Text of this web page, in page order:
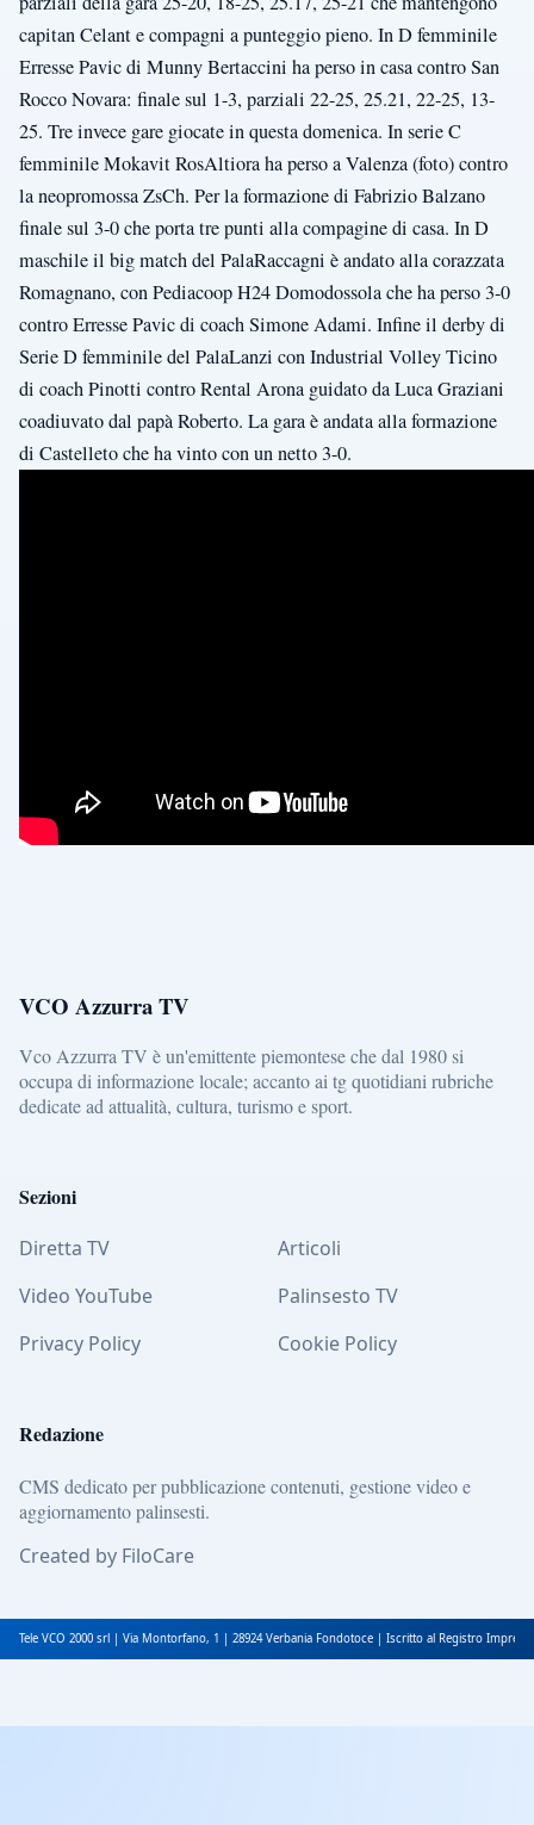
capitan Celant e compagni a punteggio pieno. In D femminile
Erresse Pavic di Munny Bertaccini ha perso in casa contro San
Rocco Novara: finale sul 1-3, parziali 22-25, 25.21, 22-25, 13-
25. Tre invece gare giocate in questa domenica. In serie C
femminile Mokavit RosAltiora ha perso a Valenza (foto) contro
la neopromossa ZsCh. Per la formazione di Fabrizio Balzano
finale sul 3-0 che porta tre punti alla compagine di casa. In D
maschile il big match del PalaRaccagni è andato alla corazzata
Romagnano, con Pediacoop H24 Domodossola che ha perso 3-0
contro Erresse Pavic di coach Simone Adami. Infine il derby di
Serie D femminile del PalaLanzi con Industrial Volley Ticino
di coach Pinotti contro Rental Arona guidato da Luca Graziani
coadiuvato dal papà Roberto. La gara è andata alla formazione
di Castelleto che ha vinto con un netto 3-0.
VCO Azzurra TV
Vco Azzurra TV è un'emittente piemontese che dal 1980 si
occupa di informazione locale; accanto ai tg quotidiani rubriche
dedicate ad attualità, cultura, turismo e sport.
Sezioni
Diretta TV
Articoli
Video YouTube
Palinsesto TV
Privacy Policy
Cookie Policy
Redazione
CMS dedicato per pubblicazione contenuti, gestione video e
aggiornamento palinsesti.
Created by FiloCare
Tele VCO 2000 srl | Via Montorfano, 1 | 28924 Verbania Fondotoce | Iscritto al Registro Imprese